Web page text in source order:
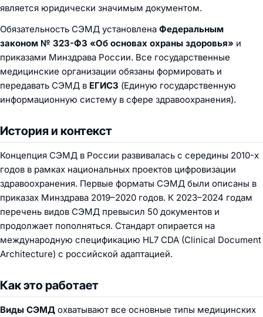
является юридически значимым документом.
Обязательность СЭМД установлена Федеральным
законом № 323-ФЗ «Об основах охраны здоровья» и
приказами Минздрава России. Все государственные
медицинские организации обязаны формировать и
передавать СЭМД в ЕГИСЗ (Единую государственную
информационную систему в сфере здравоохранения).
История и контекст
Концепция СЭМД в России развивалась с середины 2010-х
годов в рамках национальных проектов цифровизации
здравоохранения. Первые форматы СЭМД были описаны в
приказах Минздрава 2019–2020 годов. К 2023–2024 годам
перечень видов СЭМД превысил 50 документов и
продолжает пополняться. Стандарт опирается на
международную спецификацию HL7 CDA (Clinical Document
Architecture) с российской адаптацией.
Как это работает
Виды СЭМД охватывают все основные типы медицинских